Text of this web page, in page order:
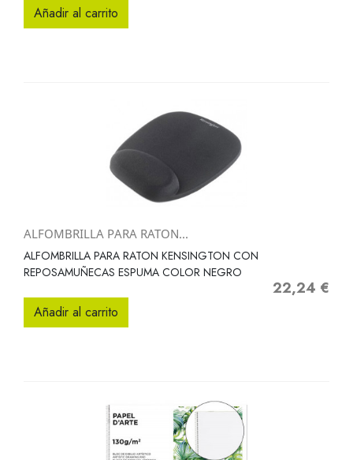
Añadir al carrito
ALFOMBRILLA PARA RATON...
ALFOMBRILLA PARA RATON KENSINGTON CON
REPOSAMUÑECAS ESPUMA COLOR NEGRO
Precio
22,24 €
Añadir al carrito